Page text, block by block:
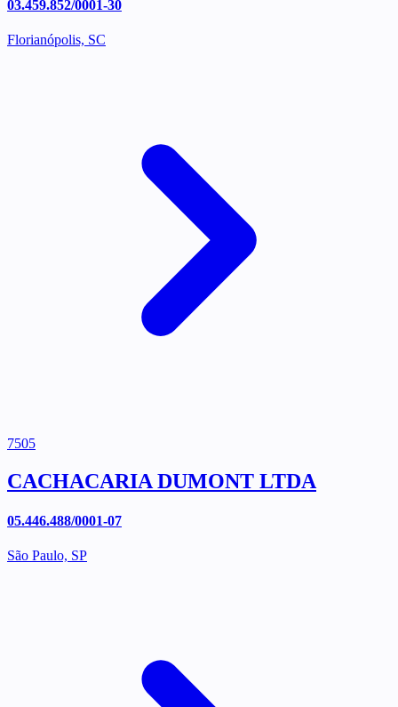
03.459.852/0001-30
Florianópolis, SC
7505
CACHACARIA DUMONT LTDA
05.446.488/0001-07
São Paulo, SP